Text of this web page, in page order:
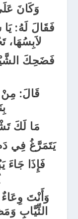
وَكَانَ
فَقَالَ لَهُ: يَا
لاَبِسُهَا،
فَضَحِكَ
قَالَ:
مَا لَكَ
يَتَمَرَّغُ فِي
فَإِذَا جَاءَ
وَأَنْتَ
الثِّيَّابِ